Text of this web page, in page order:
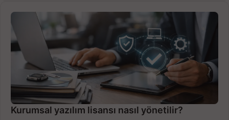
Kurumsal yazılım lisansı nasıl yönetilir?